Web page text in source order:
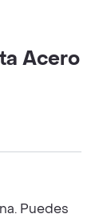
Acero
Puedes